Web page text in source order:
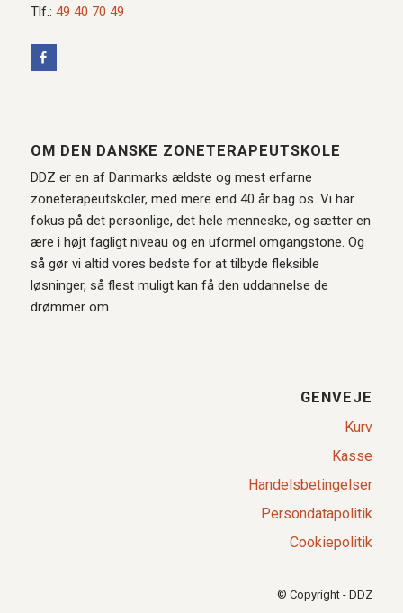
Tlf.: 49 40 70 49
OM DEN DANSKE ZONETERAPEUTSKOLE
DDZ er en af Danmarks ældste og mest erfarne
zoneterapeutskoler, med mere end 40 år bag os. Vi har
fokus på det personlige, det hele menneske, og sætter en
ære i højt fagligt niveau og en uformel omgangstone. Og
så gør vi altid vores bedste for at tilbyde fleksible
løsninger, så flest muligt kan få den uddannelse de
drømmer om.
GENVEJE
Kurv
Kasse
Handelsbetingelser
Persondatapolitik
Cookiepolitik
© Copyright - DDZ